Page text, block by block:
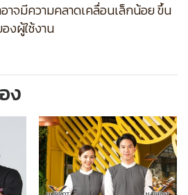
าจมีความคลาดเคลื่อนเล็กน้อย ขึ้น
งผู้ใช้งาน
ง